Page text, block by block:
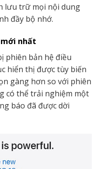
lưu trữ mọi nội dung
đầy bộ nhớ.
mới nhất
phiên bản hệ điều
hiển thị được tùy biến
gàng hơn so với phiên
có thể trải nghiệm một
báo đã được dời